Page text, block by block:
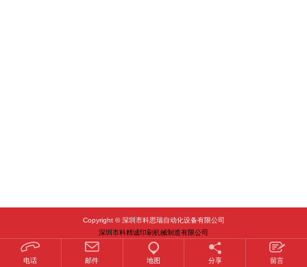
Copyright © 深圳市科思瑞自动化设备有限公司
深圳市科精诚印刷机械制造有限公司
粤ICP备16008610号
电话 邮件 地图 分享 留言